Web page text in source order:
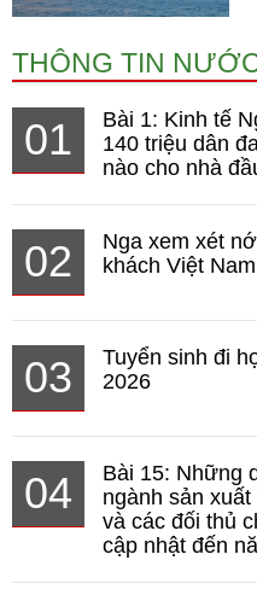
THÔNG TIN
01
Bài 1: Kinh tế
140 triệu dân
nào cho nhà
02
Nga xem xét
khách Việt Nam
03
Tuyển sinh đi
2026
04
Bài 15: Những
ngành sản
và các đối thủ
cập nhật đến